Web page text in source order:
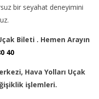
bir seyahat deneyimini
Bileti . Hemen Arayın
40
Hava Yolları Uçak
işlemleri.